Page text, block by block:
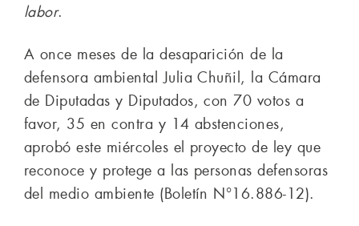
labor.
A once meses de la desaparición de la
defensora ambiental Julia Chuñil, la Cámara
de Diputadas y Diputados, con 70 votos a
favor, 35 en contra y 14 abstenciones,
aprobó este miércoles el proyecto de ley que
reconoce y protege a las personas defensoras
del medio ambiente (Boletín N°16.886-12).